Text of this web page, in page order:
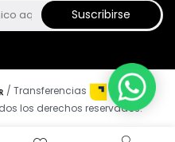
Suscribirse
los derechos reservados.
/ Transferencias